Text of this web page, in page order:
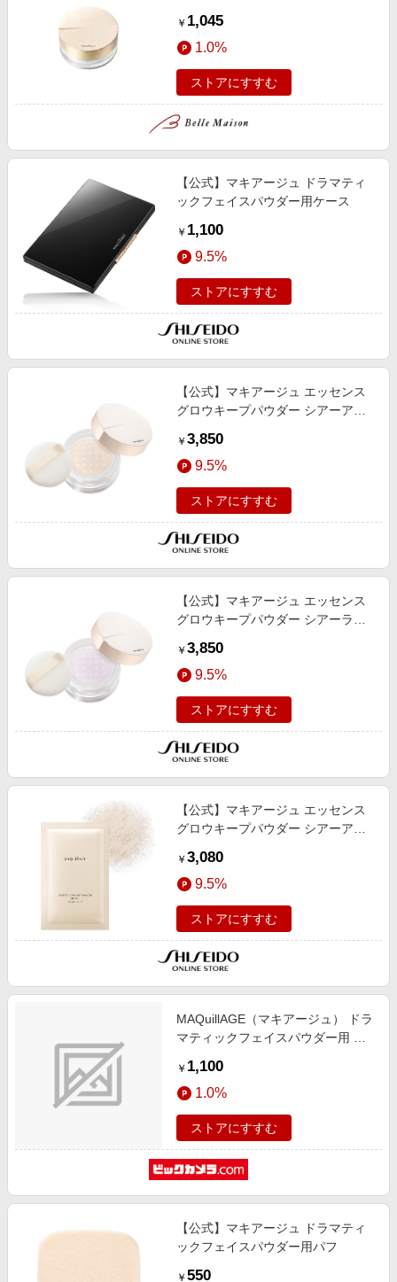
￥ 1,045
1.0%
ストアにすすむ
【公式】マキアージュ ドラマティ
ックフェイスパウダー用ケース
￥ 1,100
9.5%
ストアにすすむ
【公式】マキアージュ エッセンス
グロウキープパウダー シアーアイ
や/透明感/化粧持ち
￥ 3,850
9.5%
ストアにすすむ
【公式】マキアージュ エッセンス
グロウキープパウダー シアーラベ
や/透明感/化粧持ち
￥ 3,850
9.5%
ストアにすすむ
【公式】マキアージュ エッセンス
グロウキープパウダー シアーアイ
ウダー＞ 8g/つや/透明感/化粧持ち
￥ 3,080
9.5%
ストアにすすむ
MAQuillAGE（マキアージュ） ドラ
マティックフェイスパウダー用 ケ
￥ 1,100
1.0%
ストアにすすむ
【公式】マキアージュ ドラマティ
ックフェイスパウダー用パフ
￥ 550